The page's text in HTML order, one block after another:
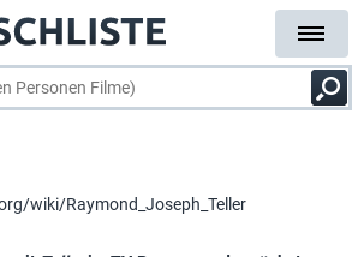
wiki/Raymond_Joseph_Teller